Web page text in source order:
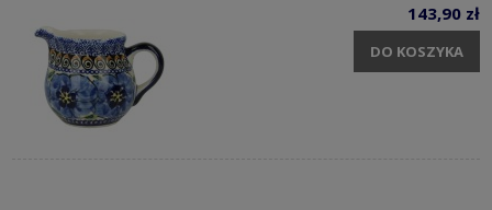
143,90 zł
DO KOSZYKA